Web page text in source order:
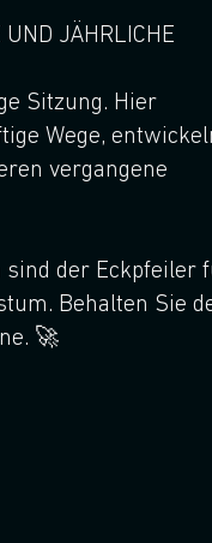
JÄHRLICHE
Sitzung. Hier
Wege,
vergangene
der Eckpfeiler
Behalten Sie
🚀